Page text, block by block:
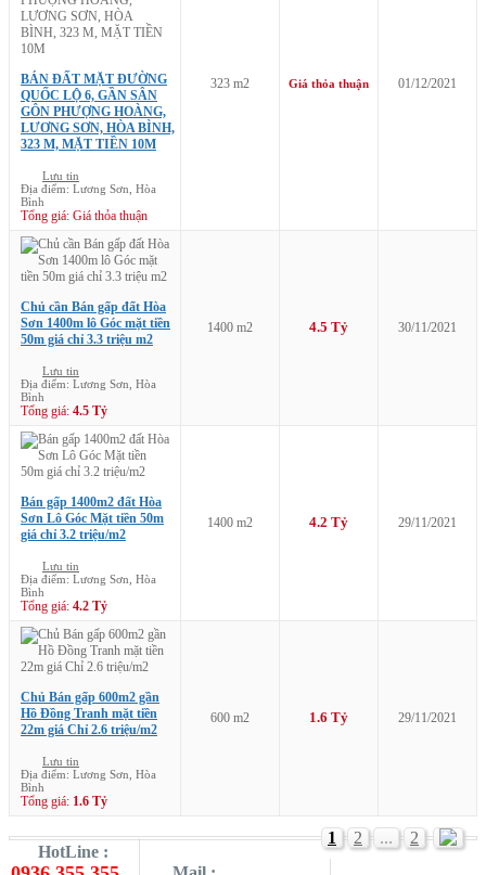
BÁN ĐẤT MẶT ĐƯỜNG
QUỐC LỘ 6, GẦN SÂN
GÔN PHƯỢNG HOÀNG,
LƯƠNG SƠN, HÒA BÌNH,
323 M, MẶT TIỀN 10M
Lưu tin
Địa điểm: Lương Sơn, Hòa
Bình
Tổng giá: Giá thỏa thuận
323 m2 Giá thỏa thuận 01/12/2021
Chủ cần Bán gấp đất Hòa
Sơn 1400m lô Góc mặt tiền
50m giá chỉ 3.3 triệu m2
Lưu tin
Địa điểm: Lương Sơn, Hòa
Bình
Tổng giá: 4.5 Tỷ
1400 m2 4.5 Tỷ 30/11/2021
Bán gấp 1400m2 đất Hòa
Sơn Lô Góc Mặt tiền 50m
giá chỉ 3.2 triệu/m2
Lưu tin
Địa điểm: Lương Sơn, Hòa
Bình
Tổng giá: 4.2 Tỷ
1400 m2 4.2 Tỷ 29/11/2021
Chủ Bán gấp 600m2 gần
Hồ Đồng Tranh mặt tiền
22m giá Chỉ 2.6 triệu/m2
Lưu tin
Địa điểm: Lương Sơn, Hòa
Bình
Tổng giá: 1.6 Tỷ
600 m2 1.6 Tỷ 29/11/2021
1 2 ... 2
HotLine :